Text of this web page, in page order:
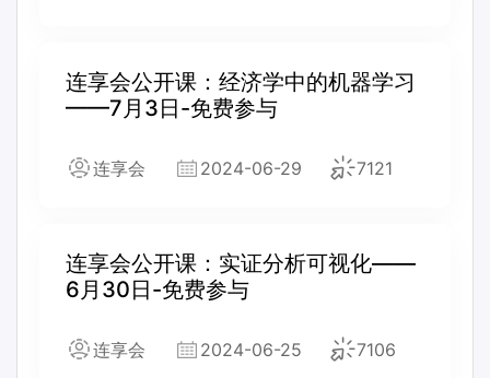
连享会公开课：经济学中的机器学习
——7月3日-免费参与
连享会 2024-06-29 7121
连享会公开课：实证分析可视化——
6月30日-免费参与
连享会 2024-06-25 7106